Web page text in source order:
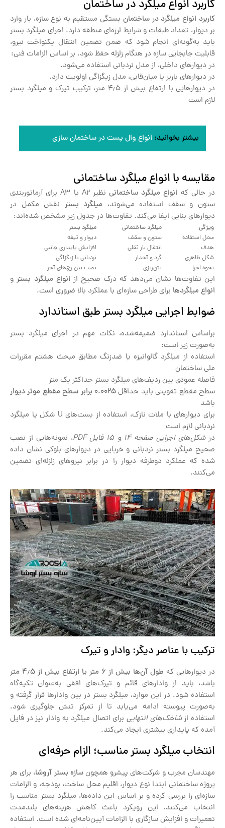
کاربرد انواع میلگرد در ساختمان
کاربرد انواع میلگرد در ساختمان بستگی مستقیم به نوع سازه، بار وارد
بر دیوار، تعداد طبقات و شرایط لرزه‌ای منطقه دارد. اجرای میلگرد بستر
باید به‌گونه‌ای انجام شود که ضمن تضمین انتقال یکنواخت نیرو،
قابلیت جابجایی سازه در هنگام زلزله حفظ شود. بر اساس الزامات فنی:
در دیوارهای داخلی، از مدل نردبانی استفاده می‌شود.
در دیوارهای باربر یا میان‌قابی، مدل زیگزاگی اولویت دارد.
در دیوارهایی با ارتفاع بیش از ۴٫۵ متر، ترکیب تیرک و میلگرد بستر
لازم است
بیشتر بخوانید: انواع وال پست در ساختمان سازی
مقایسه با انواع میلگرد ساختمانی
در حالی که انواع میلگرد ساختمانی
نظیر A2 یا A3 برای آرماتوربندی
ستون و سقف استفاده می‌شوند، میلگرد بستر نقش مکمل در
دیوارهای بنایی ایفا می‌کند. تفاوت‌ها در جدول زیر مشخص شده‌اند:
ویژگی میلگرد ساختمانی
میلگرد بستر
محل استفاده
ستون و سقف
دیوار و تیغه
هدف
انتقال بار ثقلی
افزایش پایداری جانبی
شکل ظاهری
گرد و آجدار
نردبانی یا زیگزاگی
نحوه اجرا
بتن‌ریزی نصب بین رج‌های آجر
این تفاوت‌ها نشان می‌دهد که درک صحیح از انواع میلگرد بسترو
انواع میلگردها برای طراحی سازه‌ای با عملکرد بالا ضروری است.
ضوابط اجرایی میلگرد بستر طبق استاندارد
براساس استاندارد ضمیمه‌شده، نکات مهم در اجرای میلگرد بستر
به‌صورت زیر است:
استفاده از میلگرد گالوانیزه یا ضدزنگ مطابق مبحث هشتم مقررات
ملی ساختمان
فاصله عمودی بین ردیف‌های میلگرد بستر حداکثر یک متر
سطح مقطع تقویتی باید حداقل0.0025 برابر سطح مقطع موثر دیوار
باشد
برای دیوارهای با ملات نازک، استفاده از بست‌های U شکل یا میلگرد
نردبانی لازم است
درشکل‌های اجرایی صفحه 14 و 15 فایل PDF
، نمونه‌هایی از نصب
صحیح میلگرد بستر نردبانی و خرپایی در دیوارهای بلوکی نشان داده
شده که عملکرد دوطرفه دیوار را در برابر نیروهای زلزله‌ای تضمین
می‌کنند.
ترکیب با عناصر دیگر: وادار و تیرک
در دیوارهایی که طول آن‌ها بیش از ۶ متر یا ارتفاع بیش از ۴٫۵
متر
باشد، باید از وادارهای قائم و تیرک‌های افقی به‌عنوان تکیه‌گاه
استفاده شود. در این موارد، میلگرد بستر در بین وادارها قرار گرفته و
به‌صورت پیوسته ادامه می‌یابد تا از تمرکز تنش جلوگیری شود.
استفاده ازشاخک‌های انتهاییبرای اتصال میلگرد به وادار نیز در فایل
آمده که پایداری بیشتری ایجاد می‌کند.
انتخاب میلگرد بستر مناسب؛ الزام حرفه‌ای
مهندسان مجرب و شرکت‌های پیشرو همچونسازه بستر آروشا، برای هر
پروژه ساختمانی ابتدا نوع دیوار، اقلیم محل ساخت، بودجه، و الزامات
سازه‌ای را بررسی کرده و بر اساس این داده‌ها، میلگرد بستر مناسب را
انتخاب می‌کنند. این رویکرد باعث کاهش هزینه‌های بلندمدت
تعمیرات و افزایش سازگاری با الزامات آیین‌نامه‌ای شده است. استفاده